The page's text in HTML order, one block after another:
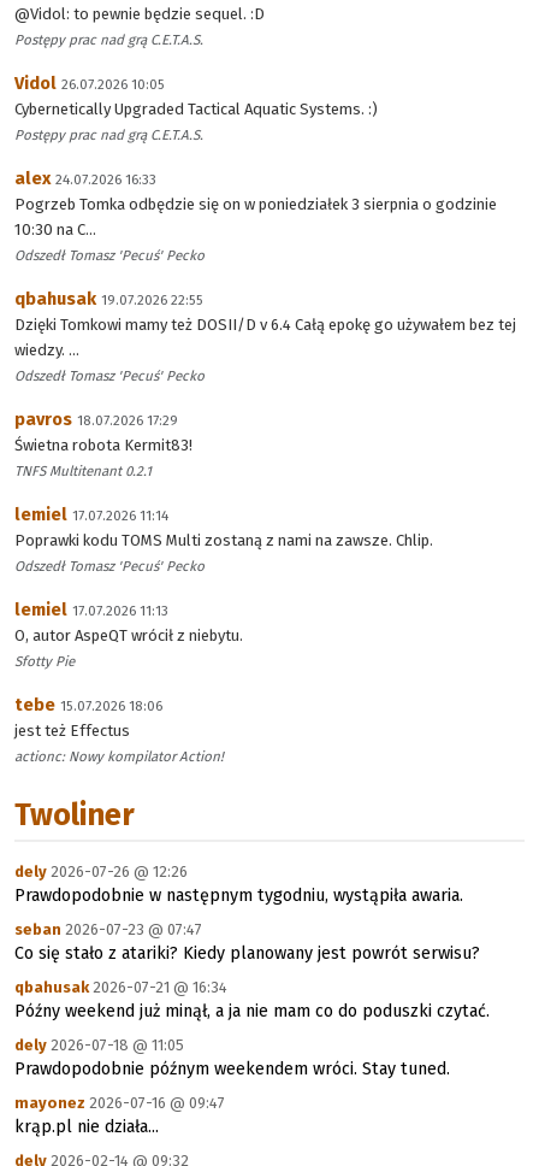
@Vidol: to pewnie będzie sequel. :D
Postępy prac nad grą C.E.T.A.S.
Vidol 26.07.2026 10:05
Cybernetically Upgraded Tactical Aquatic Systems. :)
Postępy prac nad grą C.E.T.A.S.
alex 24.07.2026 16:33
Pogrzeb Tomka odbędzie się on w poniedziałek 3 sierpnia o godzinie
10:30 na C...
Odszedł Tomasz 'Pecuś' Pecko
qbahusak 19.07.2026 22:55
Dzięki Tomkowi mamy też DOSII/D v 6.4 Całą epokę go używałem bez tej
wiedzy. ...
Odszedł Tomasz 'Pecuś' Pecko
pavros 18.07.2026 17:29
Świetna robota Kermit83!
TNFS Multitenant 0.2.1
lemiel 17.07.2026 11:14
Poprawki kodu TOMS Multi zostaną z nami na zawsze. Chlip.
Odszedł Tomasz 'Pecuś' Pecko
lemiel 17.07.2026 11:13
O, autor AspeQT wrócił z niebytu.
Sfotty Pie
tebe 15.07.2026 18:06
jest też Effectus
actionc: Nowy kompilator Action!
Twoliner
dely 2026-07-26 @ 12:26
Prawdopodobnie w następnym tygodniu, wystąpiła awaria.
seban 2026-07-23 @ 07:47
Co się stało z atariki? Kiedy planowany jest powrót serwisu?
qbahusak2026-07-21 @ 16:34
Późny weekend już minął, a ja nie mam co do poduszki czytać.
dely 2026-07-18 @ 11:05
Prawdopodobnie późnym weekendem wróci. Stay tuned.
mayonez 2026-07-16 @ 09:47
krąp.pl nie działa...
dely 2026-02-14 @ 09:32